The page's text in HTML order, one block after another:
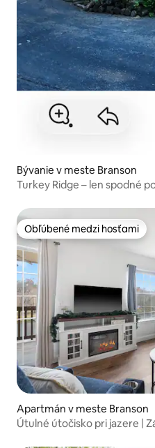
Bývanie v meste Branson
Turkey Ridge – len spodné
Obľúbené medzi hosťami
Obľúbené medzi hosťami
Apartmán v meste Branson
Útulné útočisko pri jazere |